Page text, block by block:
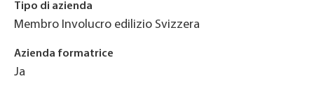
Tipo di azienda
Membro Involucro edilizio Svizzera
Azienda formatrice
Ja